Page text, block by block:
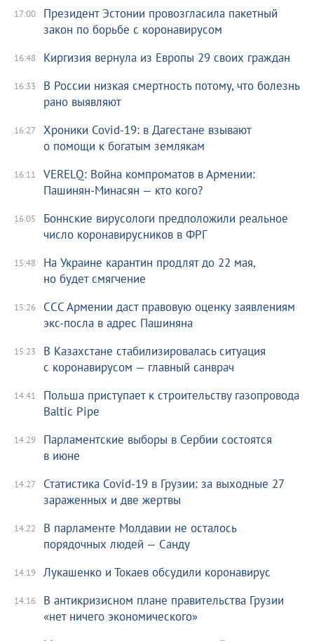
17:00
Президент Эстонии провозгласила пакетный
закон по борьбе с коронавирусом
16:48 Киргизия вернула из Европы 29 своих граждан
16:33
В России низкая смертность потому, что болезнь
рано выявляют
16:27
Хроники Covid-19: в Дагестане взывают
о помощи к богатым землякам
16:11
VERELQ: Война компроматов в Армении:
Пашинян-Минасян — кто кого?
16:05
Боннские вирусологи предположили реальное
число коронавирусников в ФРГ
15:48
На Украине карантин продлят до 22 мая,
но будет смягчение
15:26
ССС Армении даст правовую оценку заявлениям
экс-посла в адрес Пашиняна
15:23
В Казахстане стабилизировалась ситуация
с коронавирусом — главный санврач
14:41
Польша приступает к строительству газопровода
Baltic Pipe
14:29
Парламентские выборы в Сербии состоятся
в июне
14:27
Статистика Covid-19 в Грузии: за выходные 27
зараженных и две жертвы
14:22
В парламенте Молдавии не осталось
порядочных людей — Санду
14:19 Лукашенко и Токаев обсудили коронавирус
14:16
В антикризисном плане правительства Грузии
«нет ничего экономического»